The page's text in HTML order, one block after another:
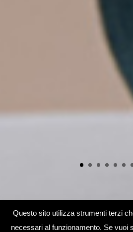
Questo sito utilizza strumenti terzi
necessari al funzionamento. Se vuoi